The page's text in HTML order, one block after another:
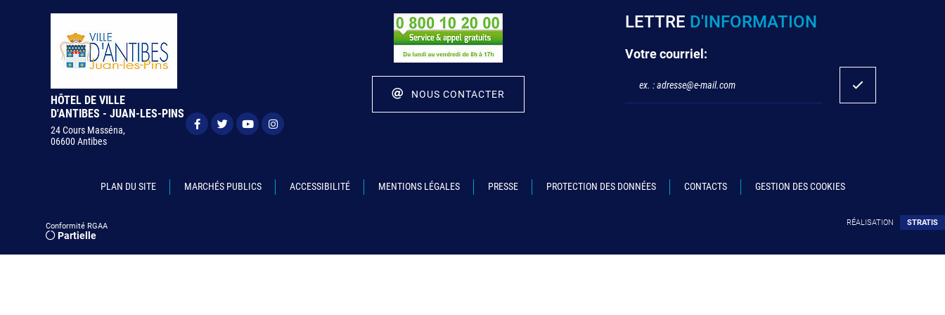
HÔTEL DE VILLE
D'ANTIBES - JUAN-LES-PINS
24 Cours Masséna,
06600 Antibes
NOUS CONTACTER
LETTRE D'INFORMATION
Votre courriel:
PLAN DU SITE MARCHÉS PUBLICS ACCESSIBILITÉ MENTIONS LÉGALES PRESSE PROTECTION DES DONNÉES CONTACTS GESTION DES COOKIES
Conformité RGAA
Partielle
RÉALISATION STRATIS